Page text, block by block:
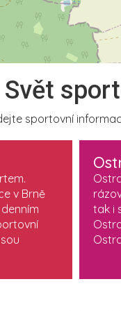
Svět
sportovní
v Brně
tak i